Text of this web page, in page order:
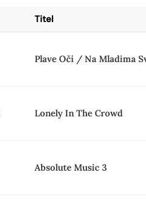
Titel
Plave Oči / Na Mladima
Lonely In The Crowd
Absolute Music 3